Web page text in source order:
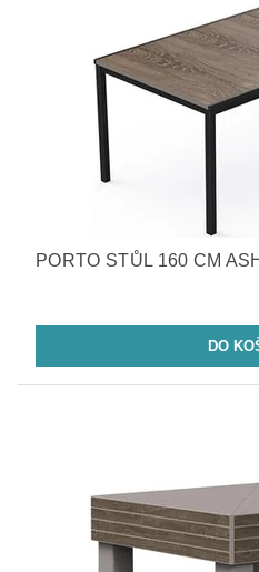
PORTO STŮL 160 CM